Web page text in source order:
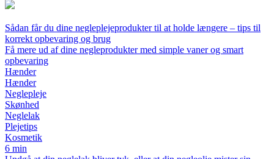
Sådan får du dine negleplejeprodukter til at holde længere – tips til
korrekt opbevaring og brug
Få mere ud af dine negleprodukter med simple vaner og smart
opbevaring
Hænder
Hænder
Neglepleje
Skønhed
Neglelak
Plejetips
Kosmetik
6 min